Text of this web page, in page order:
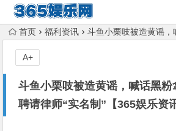
首页 福利资讯 斗鱼小栗吱被造黄谣，喊话黑粉拿出证据来
斗鱼小栗吱被造黄谣，喊话黑
聘请律师“实名制”【365娱乐资
A+